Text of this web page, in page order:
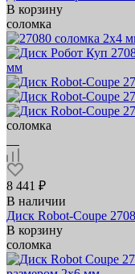
В корзину
соломка
соломка
8 441 ₽
В наличии
Диск Robot-Coupe
В корзину
соломка